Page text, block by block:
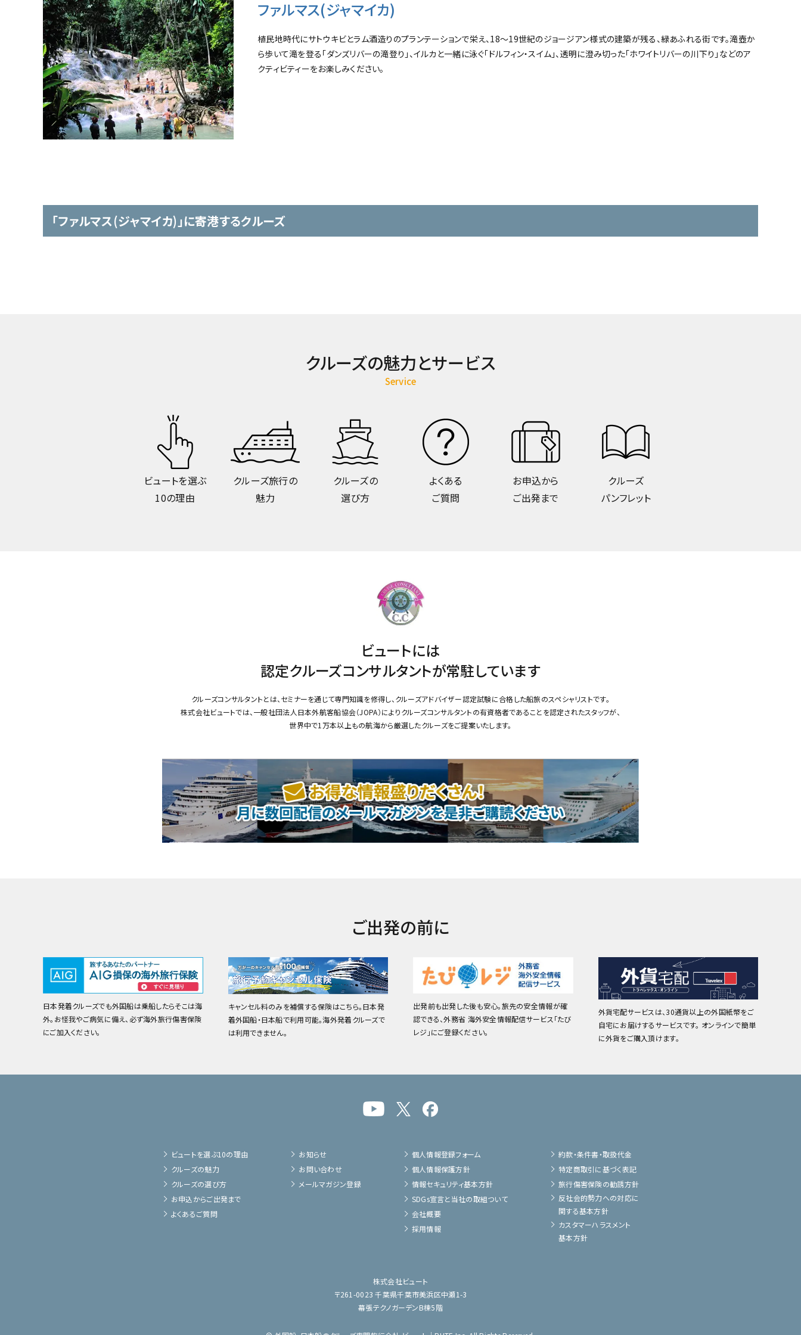
ファルマス(ジャマイカ)
植民地時代にサトウキビとラム酒造りのプランテーションで栄え、18～19世紀のジョージアン様式の建築が残る、緑あふれる街です。滝壺か
ら歩いて滝を登る「ダンズリバーの滝登り」、イルカと一緒に泳ぐ「ドルフィン・スイム」、透明に澄み切った「ホワイトリバーの川下り」などのア
クティビティーをお楽しみください。
「ファルマス(ジャマイカ)」に寄港するクルーズ
クルーズの魅力とサービス
Service
ビュートを選ぶ
10の理由
クルーズ旅行の
魅力
クルーズの
選び方
よくある
ご質問
お申込から
ご出発まで
クルーズ
パンフレット
ビュートには
認定クルーズコンサルタントが常駐しています
クルーズコンサルタントとは、セミナーを通じて専門知識を修得し、クルーズアドバイザー認定試験に合格した船旅のスペシャリストです。
株式会社ビュートでは、一般社団法人日本外航客船協会（JOPA）によりクルーズコンサルタントの有資格者であることを認定されたスタッフが、
世界中で1万本以上もの航海から厳選したクルーズをご提案いたします。
ご出発の前に
日本発着クルーズでも外国船は乗船したらそこは海
外。お怪我やご病気に備え、必ず海外旅行傷害保険
にご加入ください。
キャンセル料のみを補償する保険はこちら。日本発
着外国船・日本船で利用可能。海外発着クルーズで
は利用できません。
出発前も出発した後も安心。旅先の安全情報が確
認できる、外務省 海外安全情報配信サービス「たび
レジ」にご登録ください。
外貨宅配サービスは、30通貨以上の外国紙幣をご
自宅にお届けするサービスです。 オンラインで簡単
に外貨をご購入頂けます。
ビュートを選ぶ10の理由
クルーズの魅力
クルーズの選び方
お申込からご出発まで
よくあるご質問
お知らせ
お問い合わせ
メールマガジン登録
個人情報登録フォーム
個人情報保護方針
情報セキュリティ基本方針
SDGs宣言と当社の取組ついて
会社概要
採用情報
約款・条件書・取扱代金
特定商取引に基づく表記
旅行傷害保険の勧誘方針
反社会的勢力への対応に
関する基本方針
カスタマーハラスメント
基本方針
株式会社ビュート
〒261-0023 千葉県千葉市美浜区中瀬1-3
幕張テクノガーデンB棟5階